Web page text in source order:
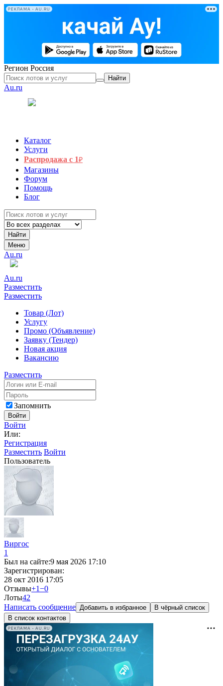
РЕКЛАМА • AU.RU
Регион Россия
Найти
Au.ru
Каталог
Услуги
Распродажа с 1₽
Магазины
Форум
Помощь
Блог
Найти
Меню
Au.ru
Au.ru
Разместить
Разместить
Товар (Лот)
Услугу
Промо (Объявление)
Заявку (Тендер)
Новая акция
Вакансию
Разместить
Запомнить
Войти
Войти
Или:
Регистрация
Разместить Войти
Пользователь
Виргос
1
Был на сайте:9 мая 2026 17:10
Зарегистрирован:
28 окт 2016 17:05
Отзывы+1−0
Лоты42
Написать сообщение Добавить в избранное
В чёрный список
В список контактов
РЕКЛАМА • AU.RU